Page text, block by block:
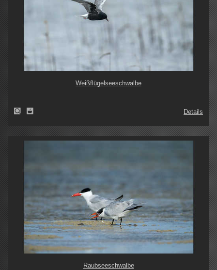
Weißflügelseeschwalbe
Details
Raubseeschwalbe